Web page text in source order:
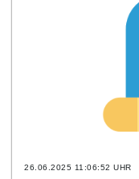
26.06.2025 11:06:52 UHR